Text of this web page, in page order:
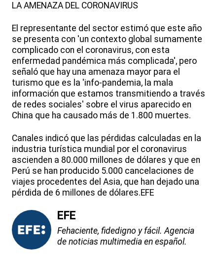
LA AMENAZA DEL CORONAVIRUS
El representante del sector estimó que este año
se presenta con 'un contexto global sumamente
complicado con el coronavirus, con esta
enfermedad pandémica más complicada', pero
señaló que hay una amenaza mayor para el
turismo que es la 'info-pandemia, la mala
información que estamos transmitiendo a través
de redes sociales' sobre el virus aparecido en
China que ha causado más de 1.800 muertes.
Canales indicó que las pérdidas calculadas en la
industria turística mundial por el coronavirus
ascienden a 80.000 millones de dólares y que en
Perú se han producido 5.000 cancelaciones de
viajes procedentes del Asia, que han dejado una
pérdida de 6 millones de dólares.EFE
EFE
Fehaciente, fidedigno y fácil. Agencia
de noticias multimedia en español.